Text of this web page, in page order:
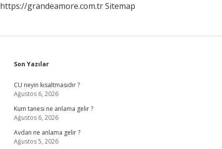
https://grandeamore.com.trSitemap
Sidebar
Son Yazılar
CU neyin kısaltmasıdır ?
Ağustos 6, 2026
Kum tanesi ne anlama gelir ?
Ağustos 6, 2026
Avdan ne anlama gelir ?
Ağustos 5, 2026